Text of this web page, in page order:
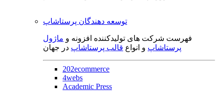
توسعه دهندگان پرستاشاپ
فهرست شرکت های تولیدکننده افزونه و ماژول
پرستاشاپ و انواع قالب پرستاشاپ در جهان
202ecommerce
4webs
Academic Press